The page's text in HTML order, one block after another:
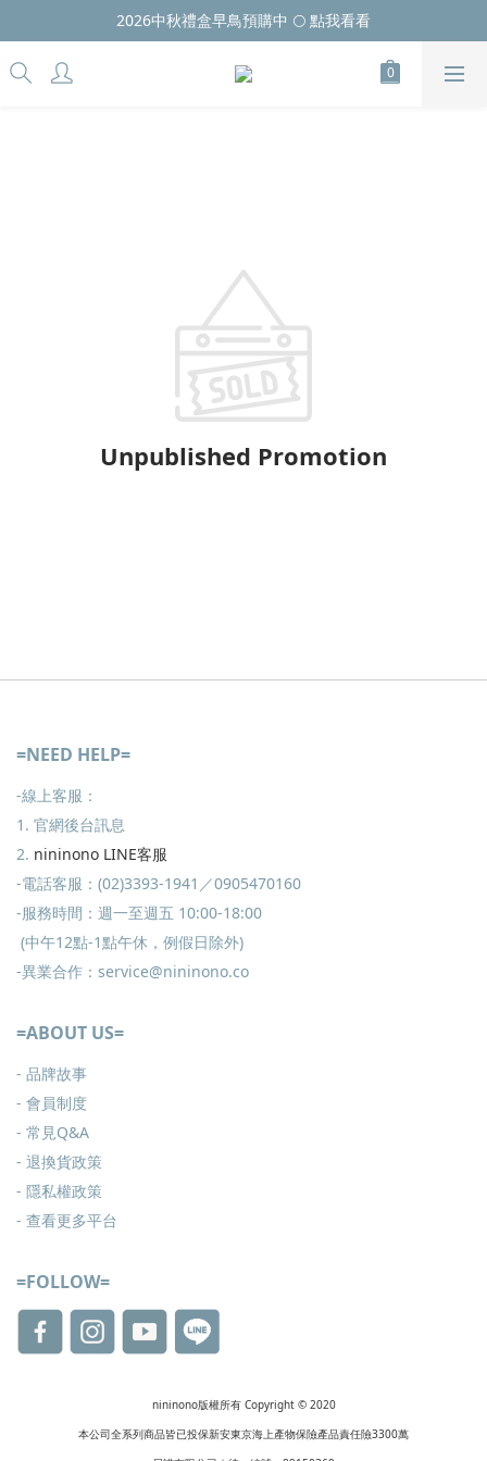
2026中秋禮盒早鳥預購中 🌕 點我看看
Unpublished Promotion
=NEED HELP=
-線上客服：
1. 官網後台訊息
2. nininono LINE客服
-電話客服：(02)3393-1941／0905470160
-服務時間：週一至週五 10:00-18:00
(中午12點-1點午休，例假日除外)
-異業合作：service@nininono.co
=ABOUT US=
- 品牌故事
- 會員制度
- 常見Q&A
- 退換貨政策
- 隱私權政策
- 查看更多平台
=FOLLOW=
nininono版權所有 Copyright © 2020
本公司全系列商品皆已投保新安東京海上產物保險產品責任險3300萬